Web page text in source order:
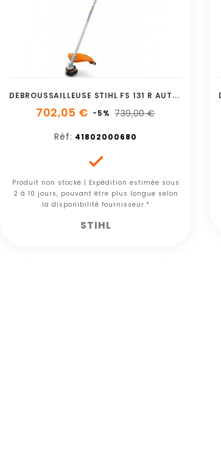
D
EBROUSSAILLEUSE STIHL FS 131 R AUTOCUT
702,05 € -5% 739,00 €
Réf: 41802000680

Produit non stocké | Expédition estimée sous
2 à 10 jours, pouvant être plus longue selon
la disponibilité fournisseur.*
STIHL